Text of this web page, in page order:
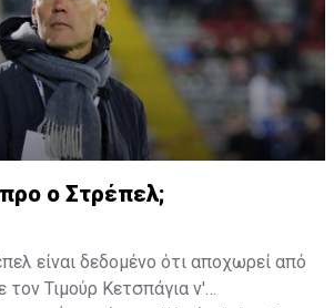
ο Στρέπελ;
είναι δεδομένο ότι αποχωρεί από
τον Τιμούρ Κετσπάγια ν'